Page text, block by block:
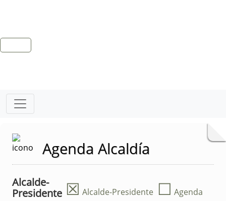
Agenda Alcaldía
Alcalde-
Presidente ☒ Alcalde-Presidente ☐ Agenda